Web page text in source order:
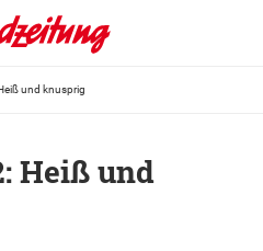
und knusprig
Heiß und